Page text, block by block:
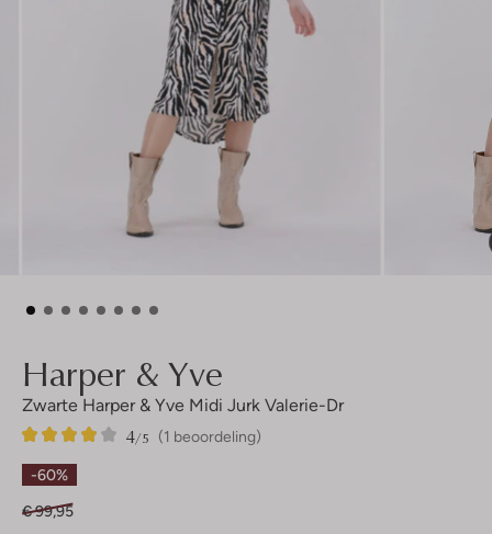
Harper & Yve
Zwarte Harper & Yve Midi Jurk Valerie-Dr
(1 beoordeling)
4/5
1
4
Sterren
-60%
€ 99,95